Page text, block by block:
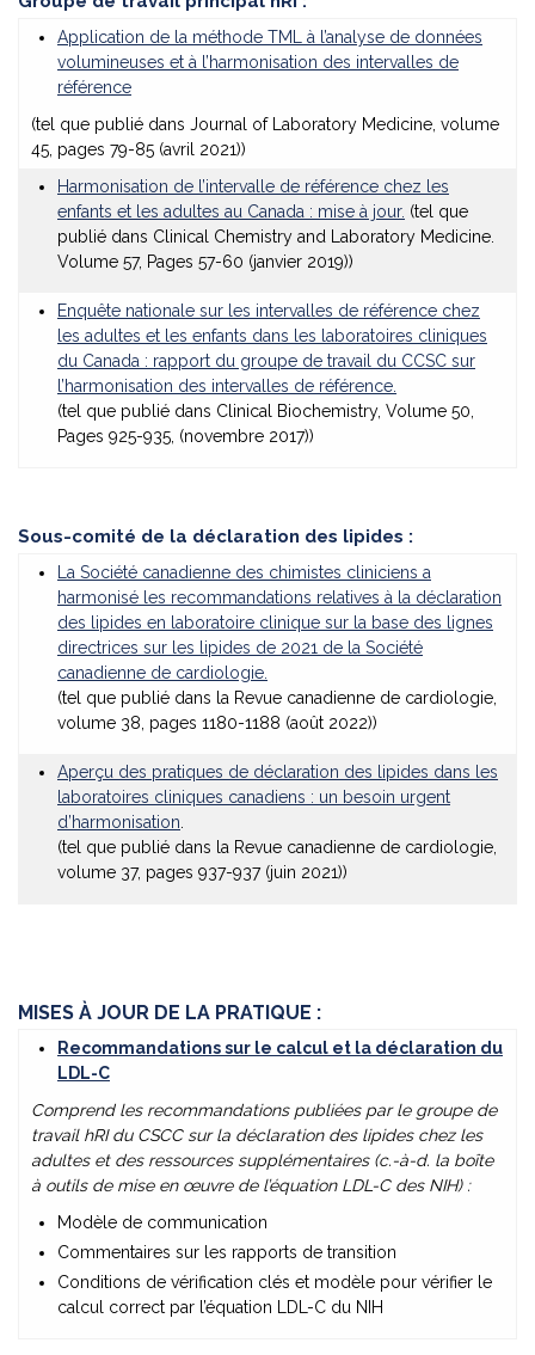
Application de la méthode TML à l’analyse de données
volumineuses et à l’harmonisation des intervalles de
référence
(tel que publié dans Journal of Laboratory Medicine, volume
45, pages 79-85 (avril 2021))
Harmonisation de l’intervalle de référence chez les
enfants et les adultes au Canada : mise à jour. (tel que
publié dans Clinical Chemistry and Laboratory Medicine.
Volume 57, Pages 57-60 (janvier 2019))
Enquête nationale sur les intervalles de référence chez
les adultes et les enfants dans les laboratoires cliniques
du Canada : rapport du groupe de travail du CCSC sur
l’harmonisation des intervalles de référence.
(tel que publié dans Clinical Biochemistry, Volume 50,
Pages 925-935, (novembre 2017))
Sous-comité de la déclaration des lipides :
La Société canadienne des chimistes cliniciens a
harmonisé les recommandations relatives à la déclaration
des lipides en laboratoire clinique sur la base des lignes
directrices sur les lipides de 2021 de la Société
canadienne de cardiologie.
(tel que publié dans la Revue canadienne de cardiologie,
volume 38, pages 1180-1188 (août 2022))
Aperçu des pratiques de déclaration des lipides dans les
laboratoires cliniques canadiens : un besoin urgent
d’harmonisation.
(tel que publié dans la Revue canadienne de cardiologie,
volume 37, pages 937-937 (juin 2021))
MISES À JOUR DE LA PRATIQUE :
Recommandations sur le calcul et la déclaration du
LDL-C
Comprend les recommandations publiées par le groupe de
travail hRI du CSCC sur la déclaration des lipides chez les
adultes et des ressources supplémentaires (c.-à-d. la boîte
à outils de mise en œuvre de l’équation LDL-C des NIH) :
Modèle de communication
Commentaires sur les rapports de transition
Conditions de vérification clés et modèle pour vérifier le
calcul correct par l’équation LDL-C du NIH